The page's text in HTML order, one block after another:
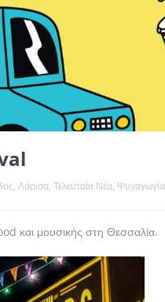
Λάρισα Τελευταία Νέα Ψυχαγωγία
και μουσικής στη Θεσσαλία.